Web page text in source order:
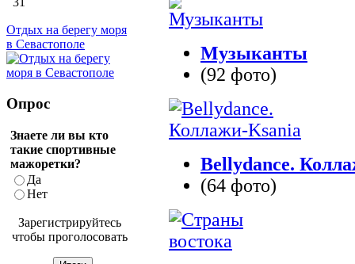
Музыканты
(92 фото)
Bellydance.
(64 фото)
Отдых на берегу моря
в Севастополе
Опрос
Знаете ли вы кто
такие спортивные
мажоретки?
Да
Нет
Зарегистрируйтесь
чтобы проголосовать